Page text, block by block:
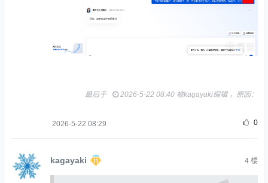
最后于 2026-5-22 08:40 被kagayaki编辑 ，原因：
2026-5-22 08:29 0
kagayaki 4楼